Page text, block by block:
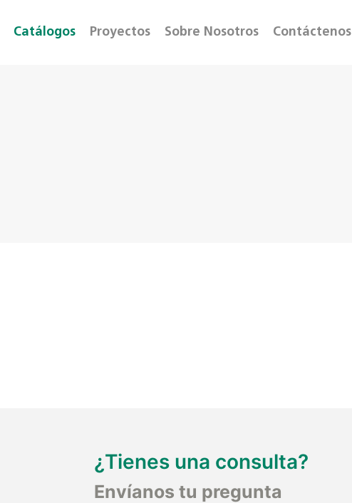
Catálogos Proyectos Sobre Nosotros Contáctenos
¿Tienes una consulta?
Envíanos tu pregunta